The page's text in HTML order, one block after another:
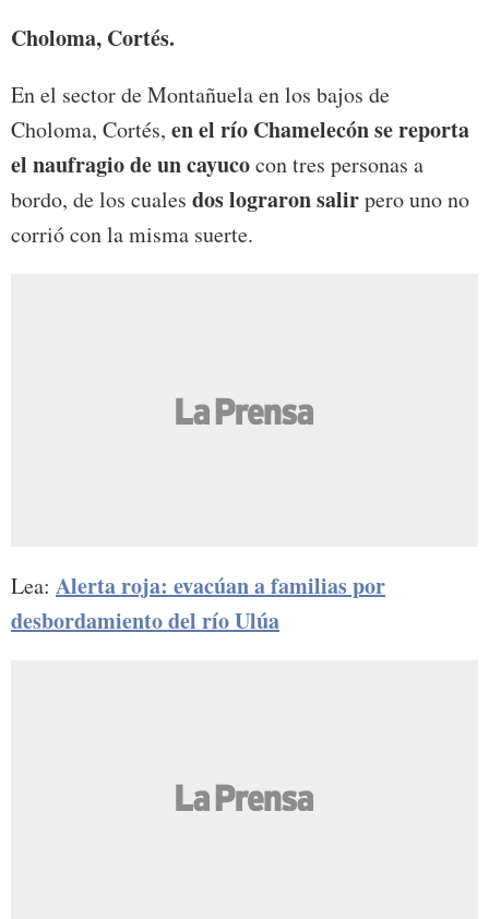
Choloma, Cortés.
En el sector de Montañuela en los bajos de
Choloma, Cortés, en el río Chamelecón se reporta
el naufragio de un cayucocon tres personas a
bordo, de los cuales dos lograron salirpero uno no
corrió con la misma suerte.
Lea: Alerta roja: evacúan a familias por
desbordamiento del río Ulúa